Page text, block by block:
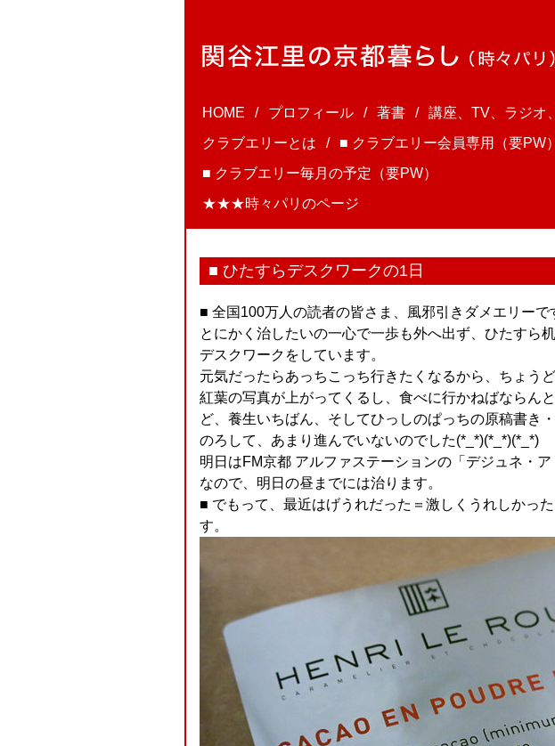
HOME プロフィール 著書
講座、TV、ラジオ
クラブエリーとは
■ クラブエリー会員専用（要PW）
■ クラブエリー毎月の予定（要PW）
★★★時々パリのページ
■ ひたすらデスクワークの1日
■ 全国100万人の読者の皆さま、風邪引きダメエリーで
とにかく治したいの一心で一歩も外へ出ず、ひたすら
デスクワークをしています。
元気だったらあっちこっち行きたくなるから、ちょう
紅葉の写真が上がってくるし、食べに行かねばならん
ど、養生いちばん、そしてひっしのぱっちの原稿書き
のろして、あまり進んでいないのでした(*_*)(*_*)(*_*)
明日はFM京都 アルファステーションの「デジュネ・
なので、明日の昼までには治ります。
■ でもって、最近はげうれだった＝激しくうれしかっ
す。